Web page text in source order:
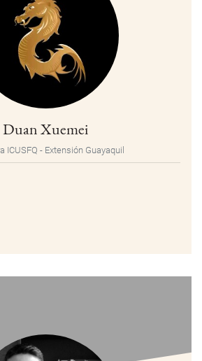
Duan Xuemei
ICUSFQ - Extensión Guayaquil